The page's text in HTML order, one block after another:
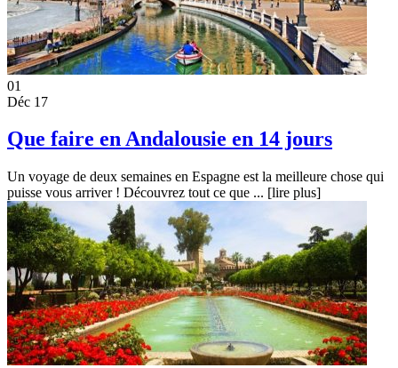
01
Déc 17
Que faire en Andalousie en 14 jours
Un voyage de deux semaines en Espagne est la meilleure chose qui
puisse vous arriver ! Découvrez tout ce que ... [lire plus]